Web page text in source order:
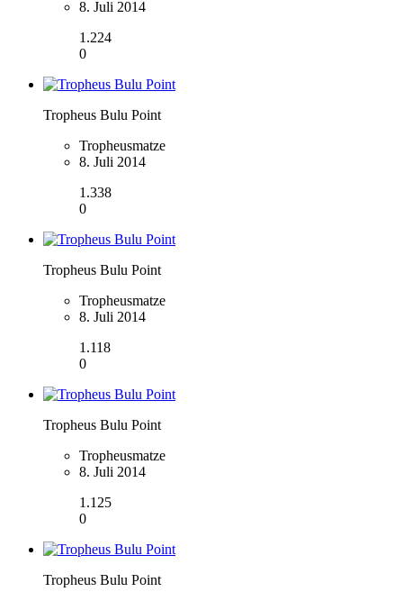
8. Juli 2014
1.224
0
Tropheus Bulu Point
Tropheusmatze
8. Juli 2014
1.338
0
Tropheus Bulu Point
Tropheusmatze
8. Juli 2014
1.118
0
Tropheus Bulu Point
Tropheusmatze
8. Juli 2014
1.125
0
Tropheus Bulu Point